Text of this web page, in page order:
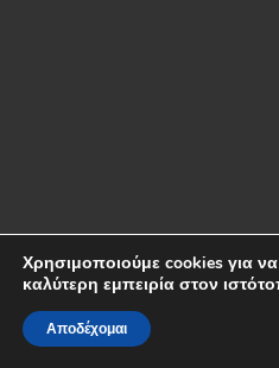
Χρησιμοποιούμε cookies για
καλύτερη εμπειρία στον
Αποδέχομαι